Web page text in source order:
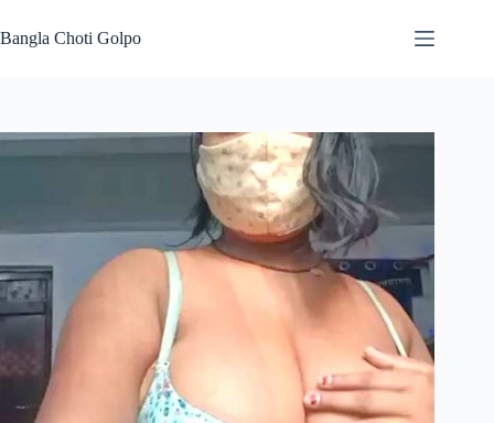
to
content
Bangla Choti Golpo